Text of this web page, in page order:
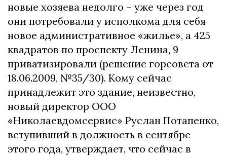
новые хозяева недолго – уже через год
они потребовали у исполкома для себя
новое административное «жилье», а 425
квадратов по проспекту Ленина, 9
приватизировали (решение горсовета от
18.06.2009, №35/30). Кому сейчас
принадлежит это здание, неизвестно,
новый директор ООО
«Николаевдомсервис» Руслан Потапенко,
вступивший в должность в сентябре
этого года, утверждает, что сейчас в